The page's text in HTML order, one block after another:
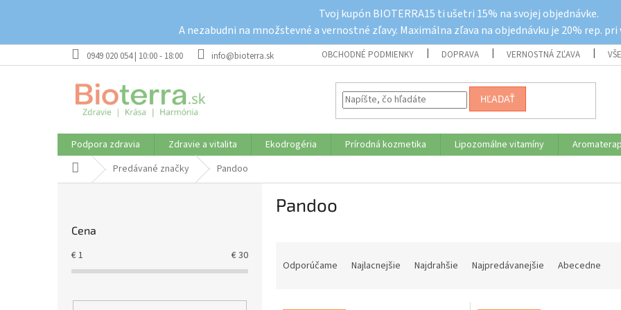
Tvoj kupón BIOTERRA15 ti ušetri 15% na svojej objednávke.
A nezabudni na množstevné a vernostné zľavy. Maximálna zľava na objednávku je 20% rep. pri
0949 020 054 | 10:00 - 18:00 info@bioterra.sk OBCHODNÉ PODMIENKY DOPRAVA VERNOSTNÁ ZĽAVA
HĽADAŤ
Podpora zdravia Zdravie a vitalita Ekodrogéria Prírodná kozmetika Lipozomálne vitamíny
DomovPredávané značky Pandoo
Cena
€1 €30
Pandoo
Odporúčame Najlacnejšie Najdrahšie Najpredávanejšie Abecedne